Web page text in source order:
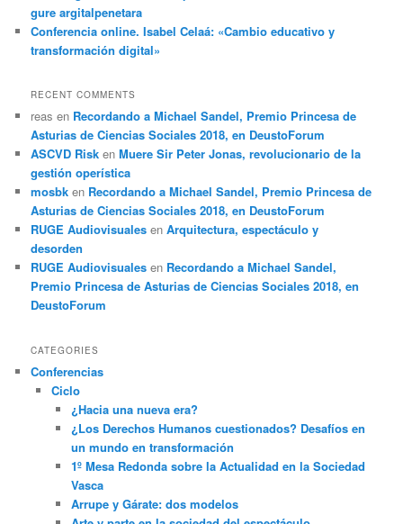
gure argitalpenetara
Conferencia online. Isabel Celaá: «Cambio educativo y
transformación digital»
RECENT COMMENTS
reas en Recordando a Michael Sandel, Premio Princesa de
Asturias de Ciencias Sociales 2018, en DeustoForum
ASCVD Risk enMuere Sir Peter Jonas, revolucionario de la
gestión operística
mosbk en Recordando a Michael Sandel, Premio Princesa de
Asturias de Ciencias Sociales 2018, en DeustoForum
RUGE Audiovisuales enArquitectura, espectáculo y
desorden
RUGE Audiovisuales en Recordando a Michael Sandel,
Premio Princesa de Asturias de Ciencias Sociales 2018, en
DeustoForum
CATEGORIES
Conferencias
Ciclo
¿Hacia una nueva era?
¿Los Derechos Humanos cuestionados? Desafíos en
un mundo en transformación
1º Mesa Redonda sobre la Actualidad en la Sociedad
Vasca
Arrupe y Gárate: dos modelos